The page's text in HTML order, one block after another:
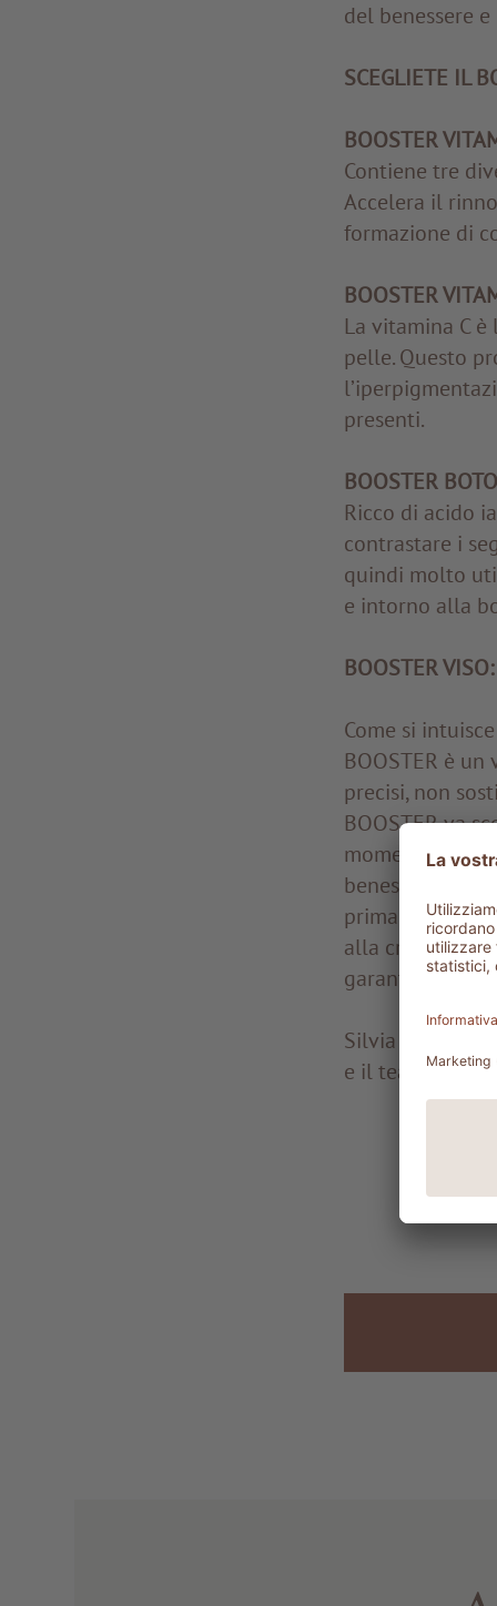
del benessere
SCEGLIETE IL
BOOSTER
Contiene tre
Accelera il
formazione di
BOOSTER
La vitamina C
pelle. Questo
presenti.
BOOSTER
Ricco di acido
contrastare i
quindi molto
e intorno alla
BOOSTER
Come si
BOOSTER è
precisi, non
BOOSTER va
momento. Può
benessere alla
prima del siero
alla crema
garantisce un
Silvia
e il team